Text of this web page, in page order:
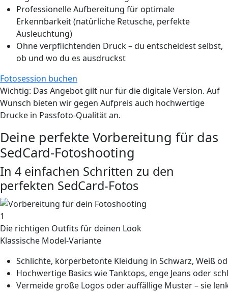
Professionelle Aufbereitung für optimale
Erkennbarkeit (natürliche Retusche, perfekte
Ausleuchtung)
Ohne verpflichtenden Druck – du entscheidest selbst,
ob und wo du es ausdruckst
Fotosession buchen
Wichtig: Das Angebot gilt nur für die digitale Version. Auf
Wunsch bieten wir gegen Aufpreis auch hochwertige
Drucke in Passfoto-Qualität an.
Deine perfekte Vorbereitung für das
SedCard-Fotoshooting
In 4 einfachen Schritten zu den
perfekten SedCard-Fotos
1
Die richtigen Outfits für deinen Look
Klassische Model-Variante
Schlichte, körperbetonte Kleidung in Schwarz, Weiß
Hochwertige Basics wie Tanktops, enge Jeans oder
Vermeide große Logos oder auffällige Muster – sie